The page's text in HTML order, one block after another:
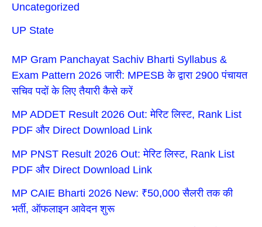
Uncategorized
UP State
MP Gram Panchayat Sachiv Bharti Syllabus &
Exam Pattern 2026 जारी: MPESB के द्वारा 2900 पंचायत
सचिव पदों के लिए तैयारी कैसे करें
MP ADDET Result 2026 Out: मेरिट लिस्ट, Rank List
PDF और Direct Download Link
MP PNST Result 2026 Out: मेरिट लिस्ट, Rank List
PDF और Direct Download Link
MP CAIE Bharti 2026 New: ₹50,000 सैलरी तक की
भर्ती, ऑफलाइन आवेदन शुरू